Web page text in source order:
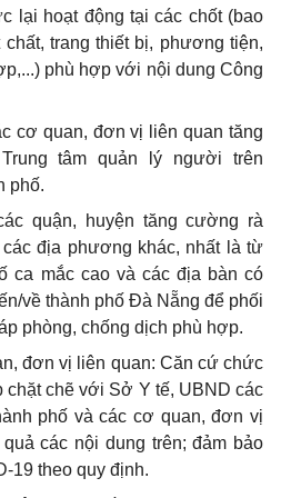
lại hoạt động tại các chốt (bao
trang thiết bị, phương tiện,
phù hợp với nội dung Công
cơ quan, đơn vị liên quan tăng
tâm quản lý người trên
phố.
quận, huyện tăng cường rà
địa phương khác, nhất là từ
ca mắc cao và các địa bàn có
về thành phố Đà Nẵng để phối
phòng, chống dịch phù hợp.
đơn vị liên quan: Căn cứ chức
chặt chẽ với Sở Y tế, UBND các
phố và các cơ quan, đơn vị
các nội dung trên; đảm bảo
19 theo quy định.